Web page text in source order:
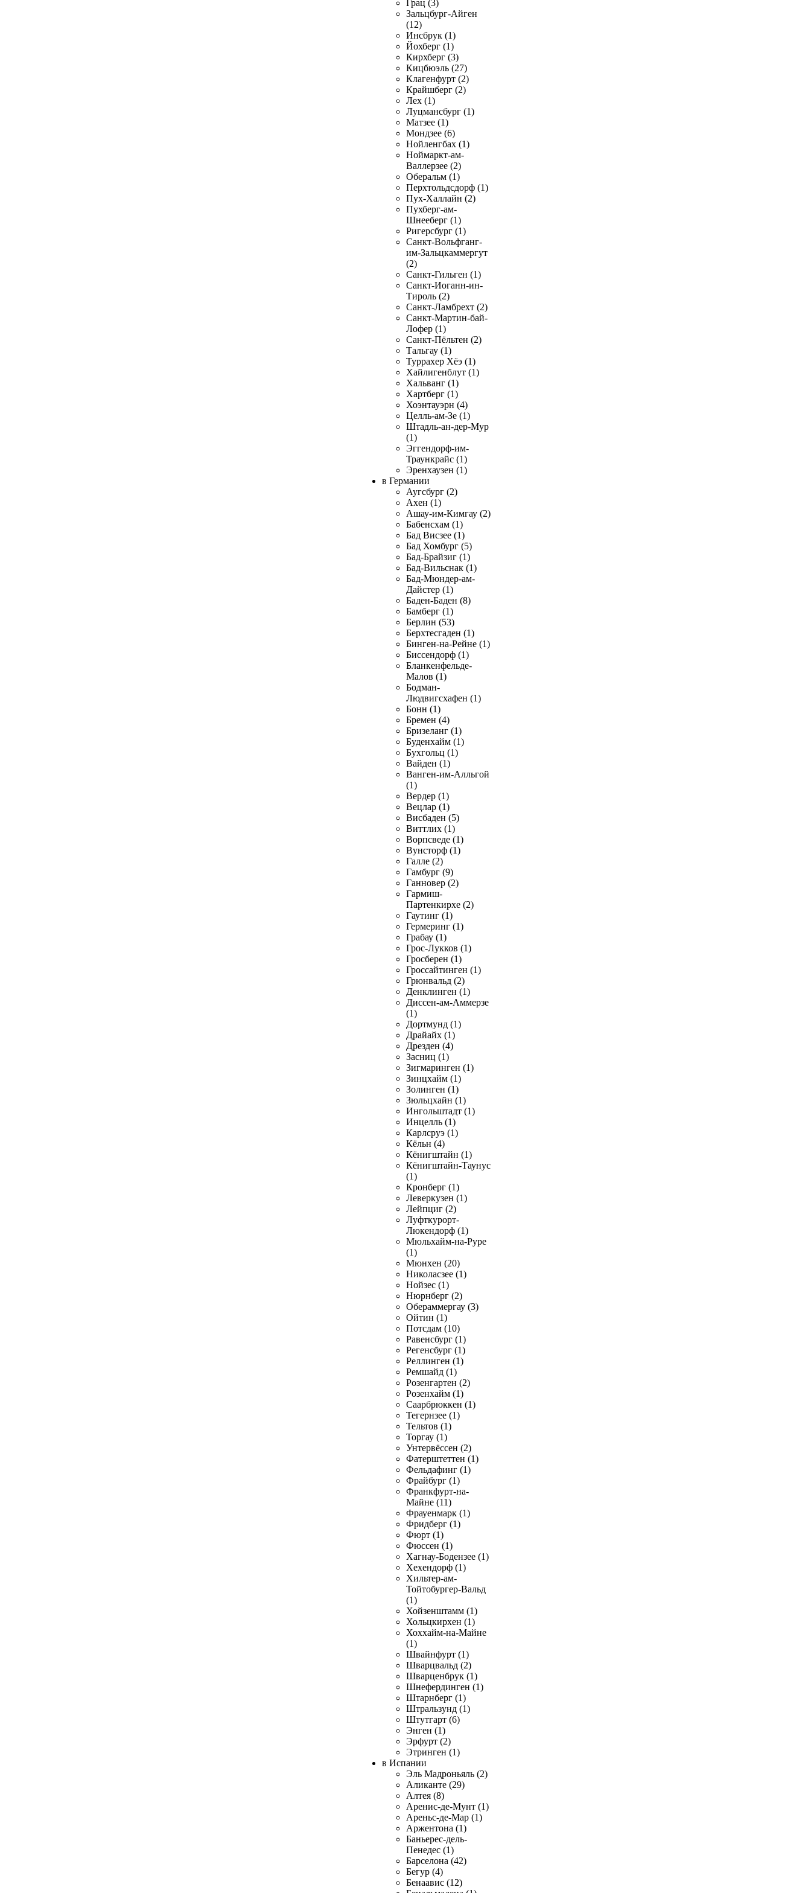
Грац (3)
Зальцбург-Айген
(12)
Инсбрук (1)
Йохберг (1)
Кирхберг (3)
Кицбюэль (27)
Клагенфурт (2)
Крайшберг (2)
Лех (1)
Луцмансбург (1)
Матзее (1)
Мондзее (6)
Нойленгбах (1)
Ноймаркт-ам-
Валлерзее (2)
Оберальм (1)
Перхтольдсдорф (1)
Пух-Халлайн (2)
Пухберг-ам-
Шнееберг (1)
Ригерсбург (1)
Санкт-Вольфганг-
им-Зальцкаммергут
(2)
Санкт-Гильген (1)
Санкт-Иоганн-ин-
Тироль (2)
Санкт-Ламбрехт (2)
Санкт-Мартин-бай-
Лофер (1)
Санкт-Пёльтен (2)
Тальгау (1)
Туррахер Хёэ (1)
Хайлигенблут (1)
Хальванг (1)
Хартберг (1)
Хоэнтауэрн (4)
Целль-ам-Зе (1)
Штадль-ан-дер-Мур
(1)
Эггендорф-им-
Траункрайс (1)
Эренхаузен (1)
в Германии
Аугсбург (2)
Ахен (1)
Ашау-им-Кимгау (2)
Бабенсхам (1)
Бад Висзее (1)
Бад Хомбург (5)
Бад-Брайзиг (1)
Бад-Вильснак (1)
Бад-Мюндер-ам-
Дайстер (1)
Баден-Баден (8)
Бамберг (1)
Берлин (53)
Берхтесгаден (1)
Бинген-на-Рейне (1)
Биссендорф (1)
Бланкенфельде-
Малов (1)
Бодман-
Людвигсхафен (1)
Бонн (1)
Бремен (4)
Бризеланг (1)
Буденхайм (1)
Бухгольц (1)
Вайден (1)
Ванген-им-Алльгой
(1)
Вердер (1)
Вецлар (1)
Висбаден (5)
Виттлих (1)
Ворпсведе (1)
Вунсторф (1)
Галле (2)
Гамбург (9)
Ганновер (2)
Гармиш-
Партенкирхе (2)
Гаутинг (1)
Гермеринг (1)
Грабау (1)
Грос-Лукков (1)
Гросберен (1)
Гроссайтинген (1)
Грюнвальд (2)
Денклинген (1)
Диссен-ам-Аммерзе
(1)
Дортмунд (1)
Драйайх (1)
Дрезден (4)
Засниц (1)
Зигмаринген (1)
Зинцхайм (1)
Золинген (1)
Зюльцхайн (1)
Ингольштадт (1)
Инцелль (1)
Карлсруэ (1)
Кёльн (4)
Кёнигштайн (1)
Кёнигштайн-Таунус
(1)
Кронберг (1)
Леверкузен (1)
Лейпциг (2)
Луфткурорт-
Люкендорф (1)
Мюльхайм-на-Руре
(1)
Мюнхен (20)
Николасзее (1)
Нойзес (1)
Нюрнберг (2)
Обераммергау (3)
Ойтин (1)
Потсдам (10)
Равенсбург (1)
Регенсбург (1)
Реллинген (1)
Ремшайд (1)
Розенгартен (2)
Розенхайм (1)
Саарбрюккен (1)
Тегернзее (1)
Тельтов (1)
Торгау (1)
Унтервёссен (2)
Фатерштеттен (1)
Фельдафинг (1)
Фрайбург (1)
Франкфурт-на-
Майне (11)
Фрауенмарк (1)
Фридберг (1)
Фюрт (1)
Фюссен (1)
Хагнау-Бодензее (1)
Хехендорф (1)
Хильтер-ам-
Тойтобургер-Вальд
(1)
Хойзенштамм (1)
Хольцкирхен (1)
Хоххайм-на-Майне
(1)
Швайнфурт (1)
Шварцвальд (2)
Шварценбрук (1)
Шнефердинген (1)
Штарнберг (1)
Штральзунд (1)
Штутгарт (6)
Энген (1)
Эрфурт (2)
Этринген (1)
в Испании
Эль Мадроньяль (2)
Аликанте (29)
Алтея (8)
Аренис-де-Мунт (1)
Ареньс-де-Мар (1)
Аржентона (1)
Баньерес-дель-
Пенедес (1)
Барселона (42)
Бегур (4)
Бенаавис (12)